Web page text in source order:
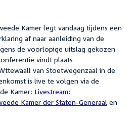
Kamer legt vandaag tijdens een
af naar aanleiding van de
de voorlopige uitslag gekozen
vindt plaats
van Stoetwegenzaal in de
is live te volgen via de
Kamer: Livestream:
Kamer der Staten-Generaal en